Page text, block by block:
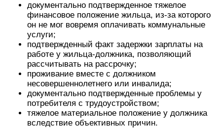
документально подтвержденное тяжелое
финансовое положение жильца, из-за которого
он не мог вовремя оплачивать коммунальные
услуги;
подтвержденный факт задержки зарплаты на
работе у жильца-должника, позволяющий
рассчитывать на рассрочку;
проживание вместе с должником
несовершеннолетнего или инвалида;
документально подтвержденные проблемы у
потребителя с трудоустройством;
тяжелое материальное положение у должника
вследствие объективных причин.